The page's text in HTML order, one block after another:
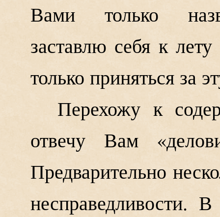
Вами только
заставлю себя к
только приняться за
Перехожу к
отвечу Вам
Предварительно
несправедливости.